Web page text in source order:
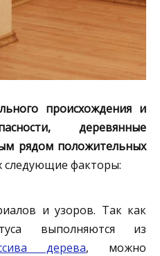
происхождения и
деревянные
рядом положительных
следующие факторы:
и узоров. Так как
выполняются из
дерева, можно